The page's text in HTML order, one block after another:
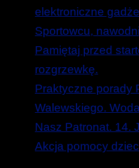
elektroniczne
Sportowcu,
Pamiętaj przed
rozgrzewkę.
Praktyczne porady
Walewskiego.
Nasz Patronat. 14.
Akcja pomocy